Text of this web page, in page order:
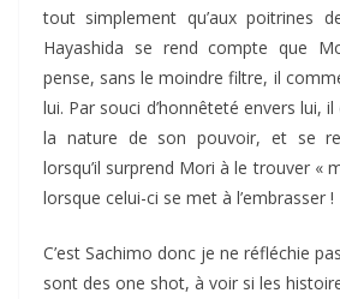
tout simplement qu’aux poitrines
Hayashida se rend compte que
pense, sans le moindre filtre, il
lui. Par souci d’honnêteté envers lui,
la nature de son pouvoir, et se
lorsqu’il surprend Mori à le trouver «
lorsque celui-ci se met à l’embrasser !
C’est Sachimo donc je ne réfléchie
sont des one shot, à voir si les